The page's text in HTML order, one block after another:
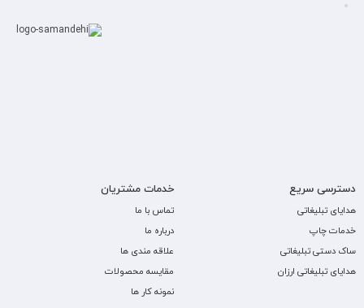
دسترسی سریع
هدایای تبلیغاتی
خدمات چاپ
ساک دستی تبلیغاتی
هدایای تبلیغاتی ارزان
خدمات مشتریان
تماس با ما
درباره ما
علاقه مندی ها
مقایسه محصولات
نمونه کار ها